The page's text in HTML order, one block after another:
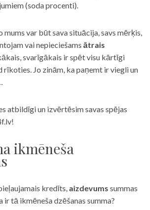
(soda procenti).
mums var būt sava situācija, savs mērķis,
vai nepieciešams ātrais
svarīgākais ir spēt visu kārtīgi
Jo zinām, ka paņemt ir viegli un
atbildīgi un izvērtēsim savas spējas
ikmēneša
kredīts, aizdevums summas
ir tā ikmēneša dzēšanas summa?